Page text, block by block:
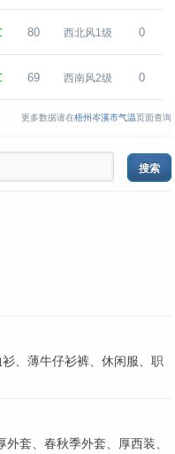
80 西北风1级 0
69 西南风2级 0
更多数据请在梧州岑溪市气温页面查询
、薄牛仔衫裤、休闲服、职
套、春秋季外套、厚西装、